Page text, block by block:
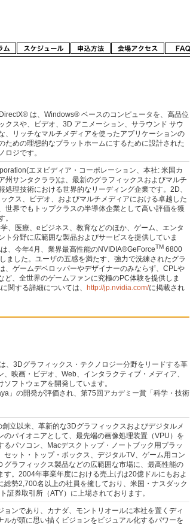
は、Windows® ベースのコンピュータを、高品位
クスや、ビデオ、3D アニメーション、サラウンド サウ
、リッチなマルチメディアを使ったアプリケーションの
ための理想的なプラットホームにするために設計された
ロジです。
エヌビディア・コーポレーション、本社: 米国カ
州サンタクララ)は、最新のグラフィックスおよびマルチ
処理技術における世界的なリーディング企業です。2D、
クス、ビデオ、およびマルチメディアにおける卓越した
世界でもトップクラスの半導体企業として高い評価を獲
。
、医療、eビジネス、教育などのほか、ゲーム、エンタ
ト分野に広範囲な製品およびサービスを提供していま
、今年4月、業界最高性能のNVIDIA®GeForceTM 6800
ました。ユーザの五感を満たす、強力で洗練されたグラ
、ゲームデベロッパーやデザイナーのみならず、CPLや
ど、全世界のゲームファンに究極のPC体験を提供しま
関する詳細については、
http://jp.nvidia.com/に掲載され
、3Dグラフィックス・テクノロジー分野をリードする革
映画・ビデオ、Web、インタラクティブ・メディア、
フトウェアを開発しています。
」の開発が評価され、第75回アカデミー賞「科学・技術
立以来、革新的な3Dグラフィックスおよびデジタルメ
のパイオニアとして、最先端の画像処理装置（VPU）を
るパソコン、Macデスクトップ・ノートブック用プラッ
セット・トップ・ボックス、デジタルTV、ゲーム用コン
グラフィックス製品などの広範囲な市場に、最高性能の
す。2004年事業年度における売上げは20億ドルにもおよ
総勢2,700名以上の社員を擁しており、米国・ナスダック
証券取引所（ATY）に上場されております。
ョンであり、カナダ、モントリオールに本社を置くディ
ルが頭に思い描くビジョンをビジュアル化するパワーを